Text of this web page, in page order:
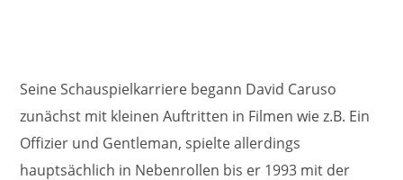
Seine Schauspielkarriere begann David Caruso
zunächst mit kleinen Auftritten in Filmen wie z.B. Ein
Offizier und Gentleman, spielte allerdings
hauptsächlich in Nebenrollen bis er 1993 mit der